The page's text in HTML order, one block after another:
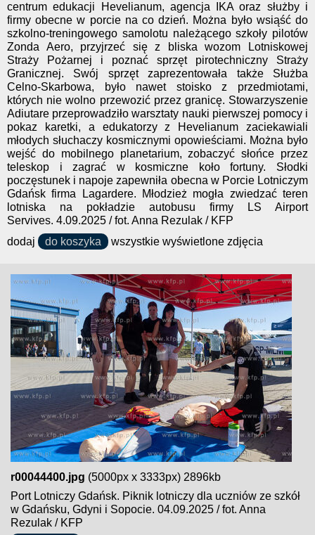
centrum edukacji Hevelianum, agencja IKA oraz służby i
firmy obecne w porcie na co dzień. Można było wsiąść do
szkolno-treningowego samolotu należącego szkoły pilotów
Zonda Aero, przyjrzeć się z bliska wozom Lotniskowej
Straży Pożarnej i poznać sprzęt pirotechniczny Straży
Granicznej. Swój sprzęt zaprezentowała także Służba
Celno-Skarbowa, było nawet stoisko z przedmiotami,
których nie wolno przewozić przez granicę. Stowarzyszenie
Adiutare przeprowadziło warsztaty nauki pierwszej pomocy i
pokaz karetki, a edukatorzy z Hevelianum zaciekawiali
młodych słuchaczy kosmicznymi opowieściami. Można było
wejść do mobilnego planetarium, zobaczyć słońce przez
teleskop i zagrać w kosmiczne koło fortuny. Słodki
poczęstunek i napoje zapewniła obecna w Porcie Lotniczym
Gdańsk firma Lagardere. Młodzież mogła zwiedzać teren
lotniska na pokładzie autobusu firmy LS Airport
Servives. 4.09.2025 / fot. Anna Rezulak / KFP
dodaj
do koszyka wszystkie wyświetlone zdjęcia
r00044400.jpg (5000px x 3333px) 2896kb
Port Lotniczy Gdańsk. Piknik lotniczy dla uczniów ze szkół
w Gdańsku, Gdyni i Sopocie. 04.09.2025 / fot. Anna
Rezulak / KFP